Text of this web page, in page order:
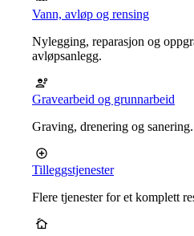
Vann, avløp og rensing
Nylegging, reparasjon og
avløpsanlegg.
Gravearbeid og grunnarbeid
Graving, drenering og sanering.
Tilleggstjenester
Flere tjenester for et komplett